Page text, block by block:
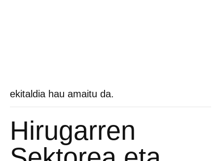
ekitaldia hau amaitu da.
Hirugarren